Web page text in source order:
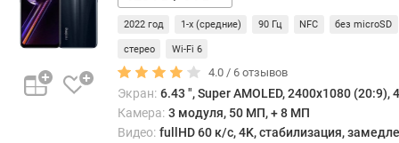
с
д
и
г
о
/
8 ГБ
2022 год 1-x (средние) 90 Гц NFC без microSD
стерео Wi-Fi 6
4.0 / 6 отзывов
Экран: 6.43 ", Super AMOLED, 2400x1080 (20:9),
Камера: 3 модуля, 50 МП, + 8 МП
Видео: fullHD 60 к/с, 4K, стабилизация,